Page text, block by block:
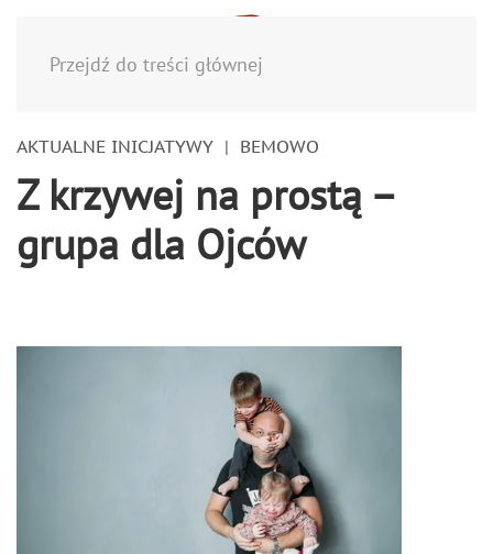
Przejdź do treści głównej
AKTUALNE INICJATYWY BEMOWO
Z krzywej na prostą –
grupa dla Ojców